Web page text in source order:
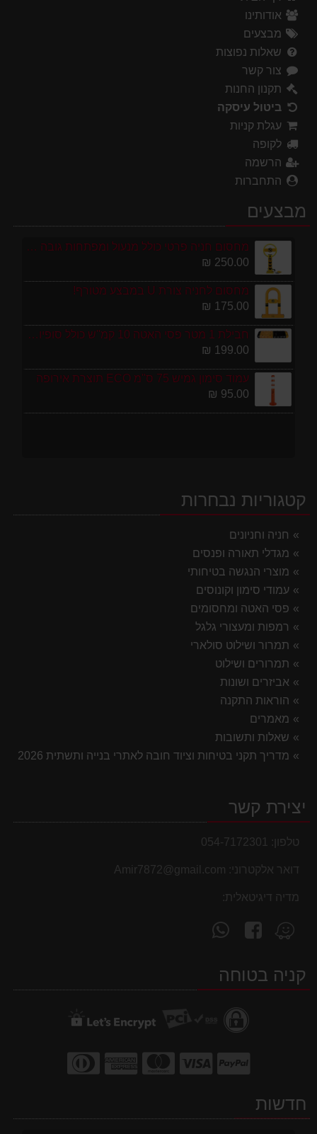
אודותינו
מבצעים
שאלות נפוצות
צור קשר
תקנון החנות
ביטול עיסקה
עגלת קניות
לקופה
הרשמה
התחברות
מבצעים
מחסום חניה פרטי כולל מנעול ומפתחות גובה 70 ס"מ
250.00 ₪
מחסום לחניה צורת U במבצע מטורף!
175.00 ₪
חבילת 1 מטר פסי האטה 10 קמ''ש כולל סופיות מפלסטיק
199.00 ₪
עמוד סימון גמיש 75 ס''מ ECO תוצרת אירופה
95.00 ₪
קטגוריות נבחרות
חניה וחניונים
מגדלי תאורה ופנסים
מוצרי הנגשה בטיחותי
עמודי סימון וקונוסים
פסי האטה ומחסומים
רמפות ומעצורי גלגל
תמרור ושילוט סולארי
תמרורים ושילוט
אביזרים ושונות
הוראות התקנה
מאמרים
שאלות ותשובות
מדריך תקני בטיחות וציוד חובה לאתרי בנייה ותשתית 2026
יצירת קשר
טלפון: 054-7172301
דואר אלקטרוני: Amir7872@gmail.com
מדיה דיגיטאלית:
מצא
אותנו
Waze
עקוב
אחרינו
facebookקניה בטוחה
חדשות